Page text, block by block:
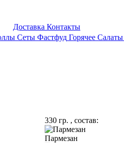
Доставка Контакты
Сеты Фастфуд Горячее Салаты
330 гр. , состав:
Пармезан